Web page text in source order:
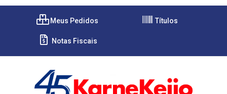
Meus Pedidos Títulos
Notas Fiscais